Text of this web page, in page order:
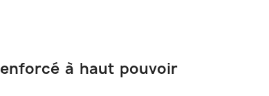
à haut pouvoir